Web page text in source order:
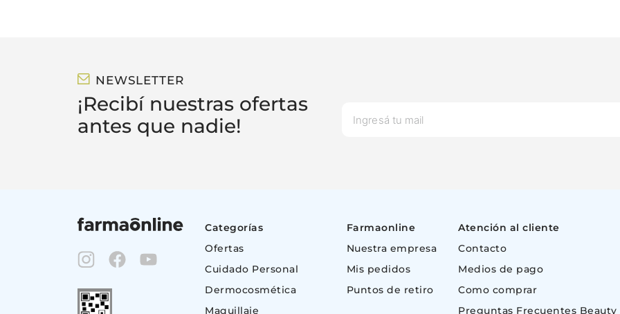
NEWSLETTER
¡Recibí nuestras ofertas
antes que nadie!
Categorías
Ofertas
Cuidado Personal
Dermocosmética
Maquillaje
Farmaonline
Nuestra empresa
Mis pedidos
Puntos de retiro
Atención al cliente
Contacto
Medios de pago
Como comprar
Preguntas Frecuentes Beauty